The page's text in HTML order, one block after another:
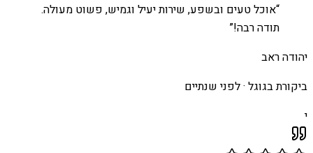
“אוכל טעים ובשפע, שירות יעיל וגמיש, פשוט מעולה.
תודה רבה!”
יהודה ראב
ביקורת בגוגל ·לפני שנתיים
י